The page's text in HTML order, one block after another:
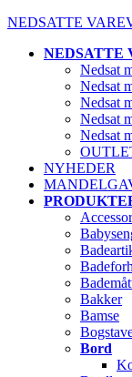
NEDSATTE VARE
NEDSATTE
Nedsat
Nedsat
Nedsat
Nedsat
Nedsat
NYHEDER
Bakker
Bamse
Bord